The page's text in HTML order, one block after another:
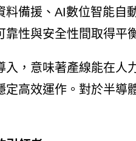
料備援、AI數位智能自
靠性與安全性間取得平
入，意味著產線能在人
定高效運作。對於半導